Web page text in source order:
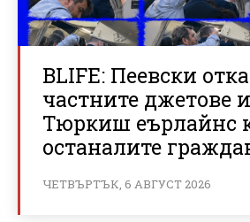
BLIFE: Пеевски
частните джетове
Тюркиш еърлайнс
останалите
ЧЕТВЪРТЪК, 6 АВГУСТ 2026